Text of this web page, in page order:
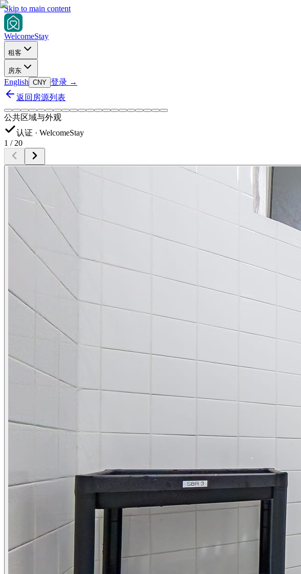
Skip to main content
WelcomeStay
租客
房东
English CNY 登录 →
返回房源列表
公共区域与外观
认证 · WelcomeStay
1 / 20